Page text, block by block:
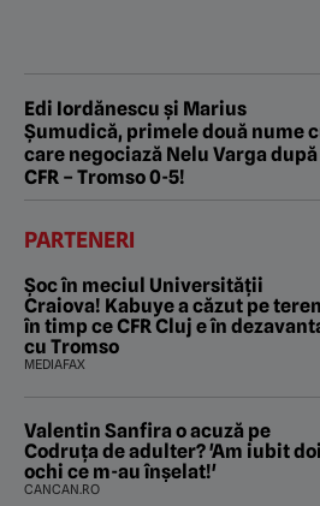
Edi Iordănescu și Marius
Șumudică, primele două nume
care negociază Nelu Varga după
CFR – Tromso 0-5!
PARTENERI
Șoc în meciul Universității
Craiova! Kabuye a căzut pe
în timp ce CFR Cluj e în
cu Tromso
MEDIAFAX
Valentin Sanfira o acuză pe
Codruța de adulter? 'Am iubit doi
ochi ce m-au înșelat!'
CANCAN.RO